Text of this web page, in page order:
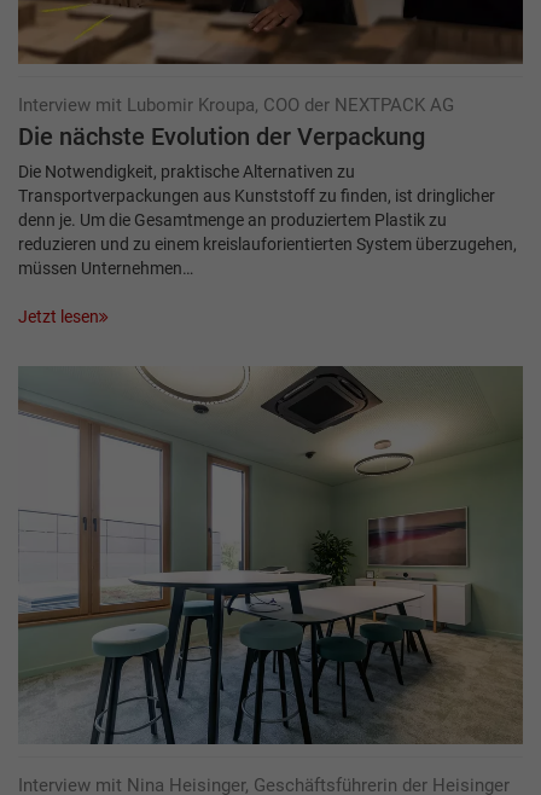
Interview mit Lubomir Kroupa, COO der NEXTPACK AG
Die nächste Evolution der Verpackung
Die Notwendigkeit, praktische Alternativen zu
Transportverpackungen aus Kunststoff zu finden, ist dringlicher
denn je. Um die Gesamtmenge an produziertem Plastik zu
reduzieren und zu einem kreislauforientierten System überzugehen,
müssen Unternehmen…
Jetzt lesen
Interview mit Nina Heisinger, Geschäftsführerin der Heisinger